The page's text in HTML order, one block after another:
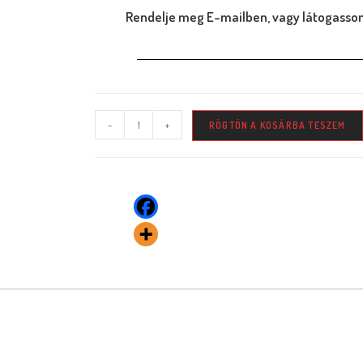
Rendelje meg E-mailben, vagy
- + RÖGTÖN A KOSÁRBA TESZEM